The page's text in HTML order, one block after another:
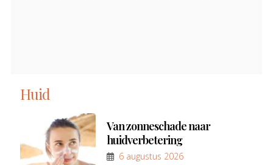
Huid
Van zonneschade naar
huidverbetering
6 augustus 2026